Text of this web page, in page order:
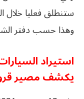
وهذا حسب دفتر
استيراد
يكشف مصير